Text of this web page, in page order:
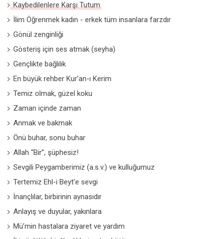
Kaybedilenlere Karşı Tutum
İlim Öğrenmek kadın - erkek tüm insanlara farzdır
Gönül zenginliği
Gösteriş için ses atmak (seyha)
Gençlikte bağlılık
En büyük rehber Kur’an-ı Kerim
Temiz olmak, güzel koku
Zaman içinde zaman
Anmak ve bakmak
Önü buhar, sonu buhar
Allah “Bir”, şüphesiz!
Sevgili Peygamberimiz (a.s.v.) ve kulluğumuz
Tertemiz Ehl-i Beyt’e sevgi
İnançlılar, birbirinin aynasıdır
Anlayış ve duyular, yakınlara
Mü’min hastalara ziyaret ve yardım